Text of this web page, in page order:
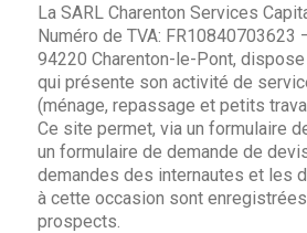
La SARL Charenton Services
Numéro de TVA: FR10840703623
94220 Charenton-le-Pont, dispose
qui présente son activité de
(ménage, repassage et petits
Ce site permet, via un formulaire
un formulaire de demande de
demandes des internautes et les
à cette occasion sont
prospects.